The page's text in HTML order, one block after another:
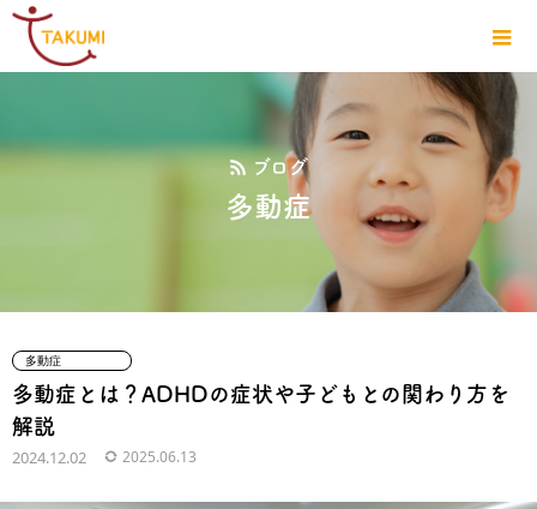
ブログ
多動症
多動症
多動症とは？ADHDの症状や子どもとの関わり方を
解説
2024.12.02
2025.06.13